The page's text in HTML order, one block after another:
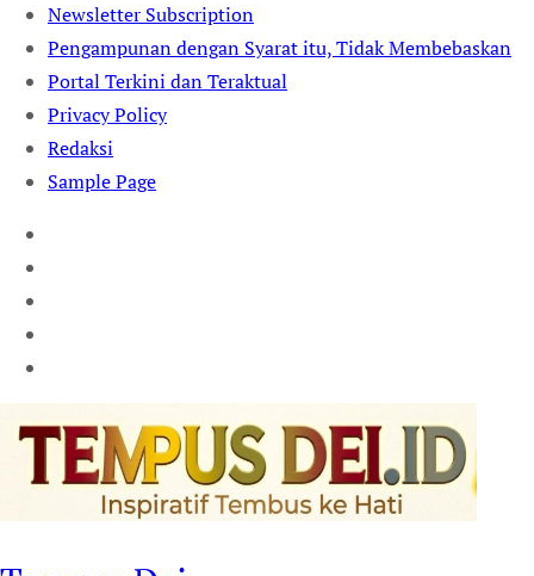
Newsletter Subscription
Pengampunan dengan Syarat itu, Tidak Membebaskan
Portal Terkini dan Teraktual
Privacy Policy
Redaksi
Sample Page